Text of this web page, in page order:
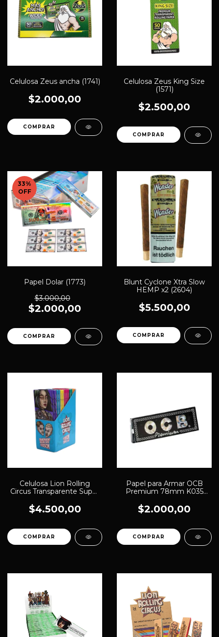
Celulosa Zeus ancha (1741)
$2.000,00
Celulosa Zeus King Size
(1571)
$2.500,00
33%
OFF
Papel Dolar (1773)
$3.000,00
$2.000,00
COMPRAR
Blunt Cyclone Xtra Slow
HEMP x2 (2604)
$5.500,00
COMPRAR
Celulosa Lion Rolling
Circus Transparente Super
$4.500,00
Papel para Armar OCB
Premium 78mm K035
$2.000,00
COMPRAR